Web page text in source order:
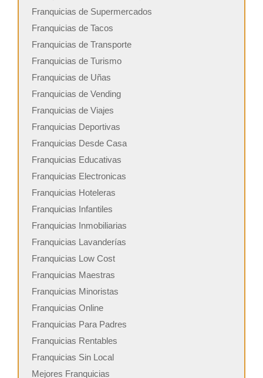
Franquicias de Supermercados
Franquicias de Tacos
Franquicias de Transporte
Franquicias de Turismo
Franquicias de Uñas
Franquicias de Vending
Franquicias de Viajes
Franquicias Deportivas
Franquicias Desde Casa
Franquicias Educativas
Franquicias Electronicas
Franquicias Hoteleras
Franquicias Infantiles
Franquicias Inmobiliarias
Franquicias Lavanderías
Franquicias Low Cost
Franquicias Maestras
Franquicias Minoristas
Franquicias Online
Franquicias Para Padres
Franquicias Rentables
Franquicias Sin Local
Mejores Franquicias